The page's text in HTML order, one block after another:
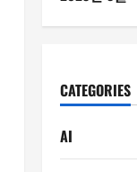
CATEGORIES
AI